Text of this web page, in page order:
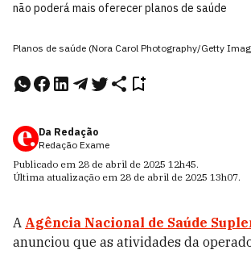
não poderá mais oferecer planos de saúde
Planos de saúde (Nora Carol Photography/Getty
Da Redação
Redação Exame
Publicado em 28 de abril de 2025 12h45.
Última atualização em 28 de abril de 2025 13h07.
A Agência Nacional de Saúde
anunciou que as atividades da